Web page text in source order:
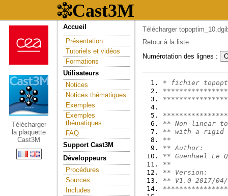
Télécharger
la plaquette
Cast3M
Accueil
Présentation
Tutoriels et vidéos
Formations
Utilisateurs
Notices
Notices thématiques
Exemples
Exemples
thématiques
FAQ
Support Cast3M
Développeurs
Procédures
Sources
Includes
Télécharger
Retour à la liste
Numérotation des lignes :
* fichier
** Non-linear
** with a rigid
**
** Author:
** Guenhael Le
**
** Version:
** V1.0 2017/